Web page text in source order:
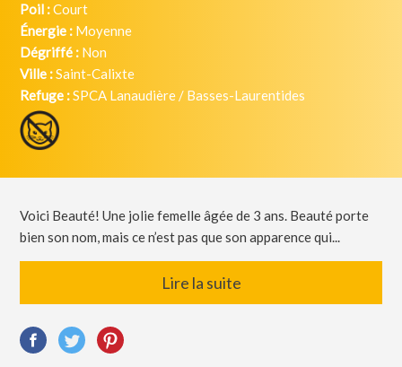
Poil :Court
Énergie : Moyenne
Dégriffé : Non
Ville :Saint-Calixte
Refuge :SPCA Lanaudière / Basses-Laurentides
Voici Beauté! Une jolie femelle âgée de 3 ans. Beauté porte
bien son nom, mais ce n’est pas que son apparence qui...
Lire la suite